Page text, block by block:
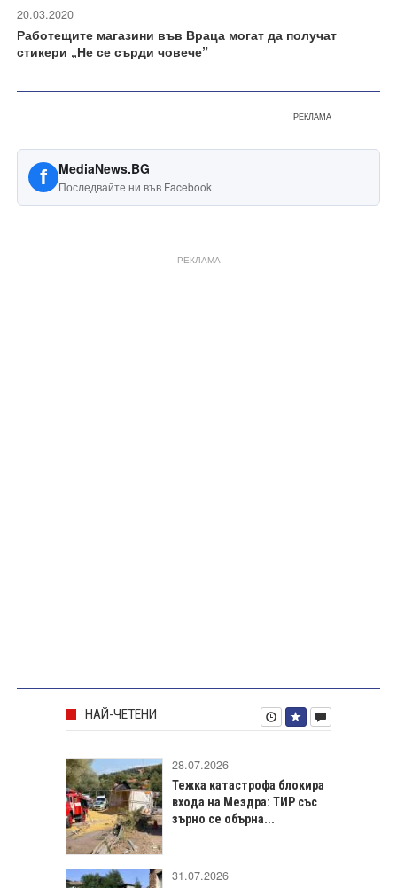
20.03.2020
Работещите магазини във Враца могат да получат
стикери „Не се сърди човече”
РЕКЛАМА
f MediaNews.BG
Последвайте ни във Facebook
РЕКЛАМА
НАЙ-ЧЕТЕНИ
28.07.2026
Тежка катастрофа блокира
входа на Мездра: ТИР със
зърно се обърна...
31.07.2026